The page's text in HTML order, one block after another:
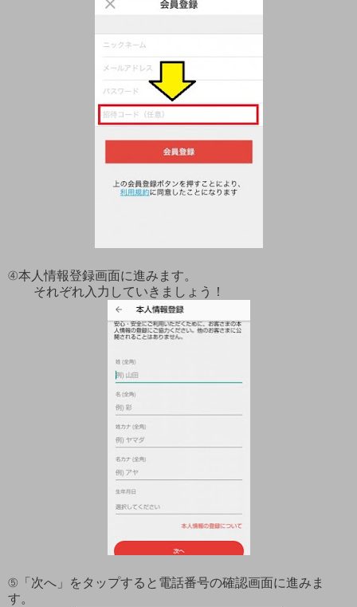
④本人情報登録画面に進みます。
それぞれ入力していきましょう！
⑤「次へ」をタップすると電話番号の確認画面に進みま
す。